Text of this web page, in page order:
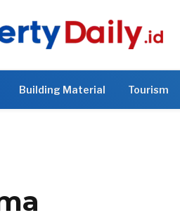
Building Material Tourism